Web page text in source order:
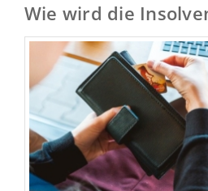
Wie wird die